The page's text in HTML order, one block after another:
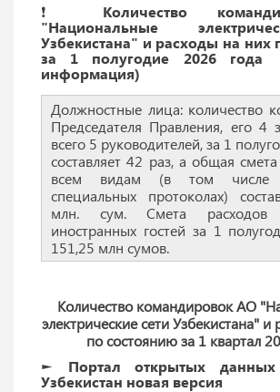
❗️ Количество
"Национальные
Узбекистана" и расходы на них
за 1 полугодие 2026 года
информация)
Должностные лица: количество
Председателя Правления, его 4
всего 5 руководителей, за 1
составляет 42 раз, а общая
всем видам (в том числе
специальных протоколах)
млн. сум. Смета
иностранных гостей за 1
151,25 млн сумов.
Количество командировок АО
электрические сети Узбекистана" и
по состоянию за 1 квартал
► Портал открытых данных
Узбекистан новая версия